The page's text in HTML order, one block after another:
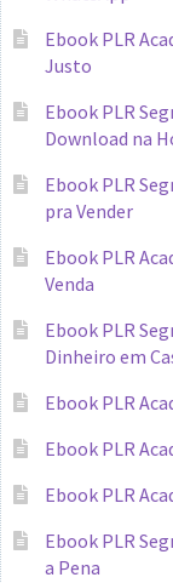
Ebook PLR
Justo
Ebook PLR
Download na
Ebook PLR
pra Vender
Ebook PLR
Venda
Ebook PLR
Dinheiro em
Ebook PLR
Ebook PLR
Ebook PLR
Ebook PLR
a Pena